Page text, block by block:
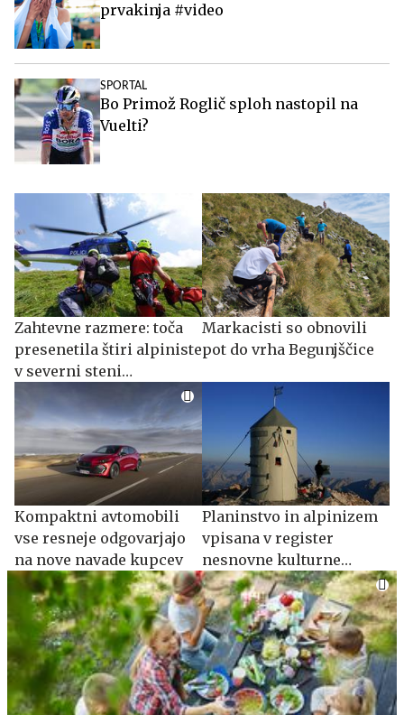
prvakinja #video
SPORTAL
Bo Primož Roglič sploh nastopil na
Vuelti?
Zahtevne razmere: toča
presenetila štiri alpiniste
v severni steni
Mojstrovke
Markacisti so obnovili
pot do vrha Begunjščice
Kompaktni avtomobili
vse resneje odgovarjajo
na nove navade kupcev
Planinstvo in alpinizem
vpisana v register
nesnovne kulturne
dediščine